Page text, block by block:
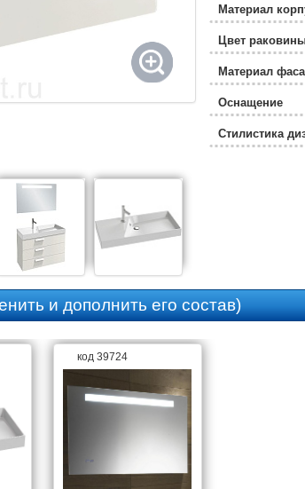
Материал
Цвет
Материал
Оснащение
Стилистика
Отверстия
Возможность
и дополнить его состав)
код 39724